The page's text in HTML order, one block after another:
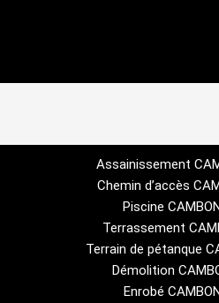
Assainissement
Chemin d’accès
Piscine
Terrassement
Terrain de pétanque
Démolition
Enrobé